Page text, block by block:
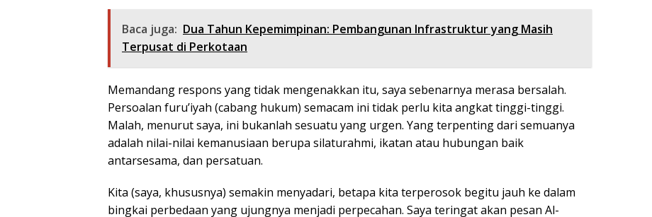
Baca juga: Dua Tahun Kepemimpinan: Pembangunan Infrastruktur yang Masih
Terpusat di Perkotaan
Memandang respons yang tidak mengenakkan itu, saya sebenarnya merasa bersalah.
Persoalan furu’iyah (cabang hukum) semacam ini tidak perlu kita angkat tinggi-tinggi.
Malah, menurut saya, ini bukanlah sesuatu yang urgen. Yang terpenting dari semuanya
adalah nilai-nilai kemanusiaan berupa silaturahmi, ikatan atau hubungan baik
antarsesama, dan persatuan.
Kita (saya, khususnya) semakin menyadari, betapa kita terperosok begitu jauh ke dalam
bingkai perbedaan yang ujungnya menjadi perpecahan. Saya teringat akan pesan Al-